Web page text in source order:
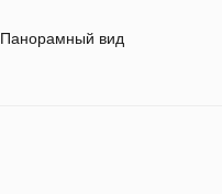
Панорамный вид